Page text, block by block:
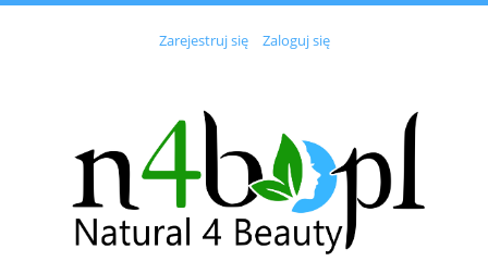
Zarejestruj się Zaloguj się